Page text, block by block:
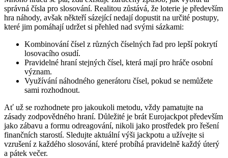
správná čísla pro slosování. Realitou zůstává, že loterie je především
hra náhody, avšak někteří sázející nedají dopustit na určité postupy,
které jim pomáhají udržet si přehled nad svými sázkami:
Kombinování čísel z různých číselných řad pro lepší pokrytí
losovacího osudí.
Pravidelné hraní stejných čísel, která mají pro hráče osobní
význam.
Využívání náhodného generátoru čísel, pokud se nemůžete
sami rozhodnout.
Ať už se rozhodnete pro jakoukoli metodu, vždy pamatujte na
zásady zodpovědného hraní. Důležité je brát Eurojackpot především
jako zábavu a formu odreagování, nikoli jako prostředek pro řešení
finančních starostí. Sledujte aktuální výši jackpotu a užívejte si
vzrušení z každého slosování, které probíhá pravidelně každý úterý
a pátek večer.